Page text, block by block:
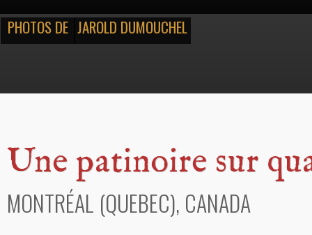
JAROLD DUMOUCHEL
PHOTOS DE
Une patinoire sur
MONTRÉAL (QUEBEC), CANADA